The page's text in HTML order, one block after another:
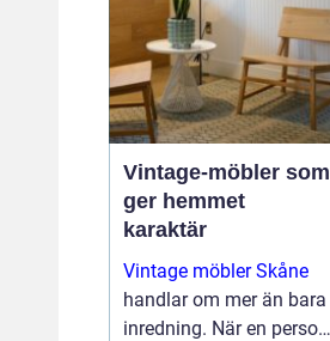
Vintage-möbler som
ger hemmet
karaktär
Vintage möbler Skåne
handlar om mer än bara
inredning. När en person